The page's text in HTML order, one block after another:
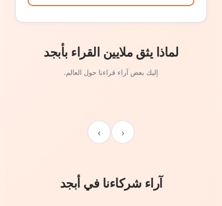
لماذا يثق ملايين القراء بأبجد
إليك بعض آراء قراءنا حول العالم.
‹
›
آراء شركاءنا في أبجد